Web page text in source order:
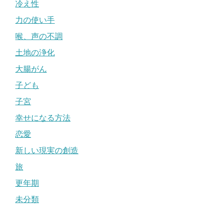
冷え性
力の使い手
喉、声の不調
土地の浄化
大腸がん
子ども
子宮
幸せになる方法
恋愛
新しい現実の創造
旅
更年期
未分類